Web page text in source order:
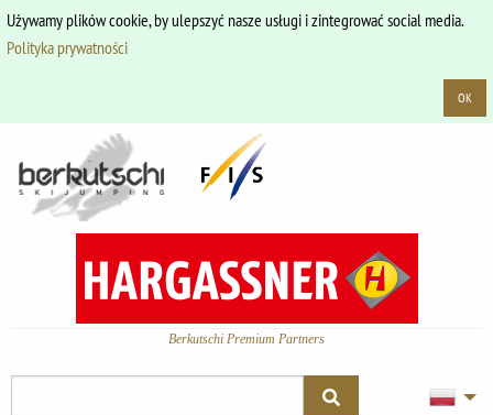
Używamy plików cookie, by ulepszyć nasze usługi i zintegrować social media.
Polityka prywatności
OK
Berkutschi Premium Partners